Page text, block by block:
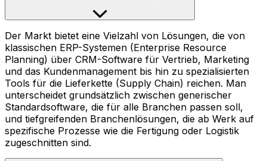
Der Markt bietet eine Vielzahl von Lösungen, die von
klassischen ERP-Systemen (Enterprise Resource
Planning) über CRM-Software für Vertrieb, Marketing
und das Kundenmanagement bis hin zu spezialisierten
Tools für die Lieferkette (Supply Chain) reichen. Man
unterscheidet grundsätzlich zwischen generischer
Standardsoftware, die für alle Branchen passen soll,
und tiefgreifenden Branchenlösungen, die ab Werk auf
spezifische Prozesse wie die Fertigung oder Logistik
zugeschnitten sind.